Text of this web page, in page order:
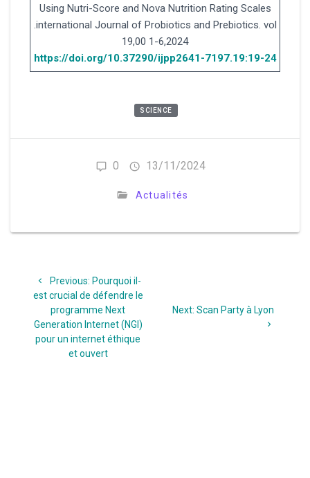
Using Nutri-Score and Nova Nutrition Rating Scales
.international Journal of Probiotics and Prebiotics. vol
19,00 1-6,2024
https://doi.org/10.37290/ijpp2641-7197.19:19-24
SCIENCE
0 13/11/2024
Actualités
de
l’article
Previous: Previous
post:
Pourquoi il-
est crucial de défendre le
programme Next
Generation Internet (NGI)
pour un internet éthique
et ouvert
Next: Next
Scan Party à Lyon